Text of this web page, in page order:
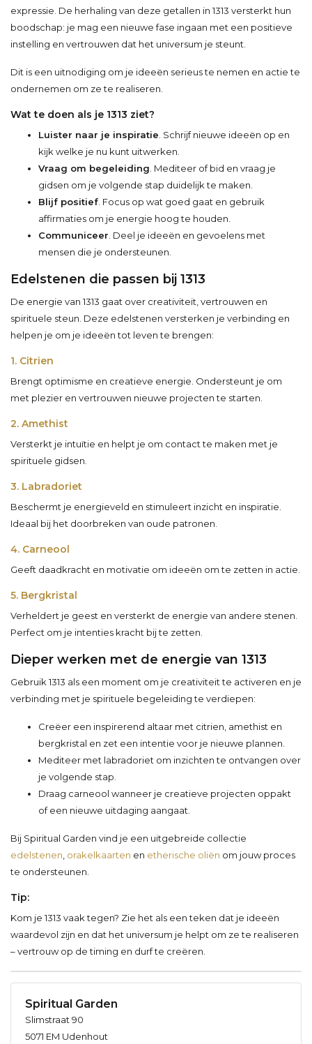
expressie. De herhaling van deze getallen in 1313 versterkt hun
boodschap: je mag een nieuwe fase ingaan met een positieve
instelling en vertrouwen dat het universum je steunt.
Dit is een uitnodiging om je ideeën serieus te nemen en actie te
ondernemen om ze te realiseren.
Wat te doen als je 1313 ziet?
Luister naar je inspiratie . Schrijf nieuwe ideeën op en
kijk welke je nu kunt uitwerken.
Vraag om begeleiding . Mediteer of bid en vraag je
gidsen om je volgende stap duidelijk te maken.
Blijf positief . Focus op wat goed gaat en gebruik
affirmaties om je energie hoog te houden.
Communiceer . Deel je ideeën en gevoelens met
mensen die je ondersteunen.
Edelstenen die passen bij 1313
De energie van 1313 gaat over creativiteit, vertrouwen en
spirituele steun. Deze edelstenen versterken je verbinding en
helpen je om je ideeën tot leven te brengen:
1. Citrien
Brengt optimisme en creatieve energie. Ondersteunt je om
met plezier en vertrouwen nieuwe projecten te starten.
2. Amethist
Versterkt je intuïtie en helpt je om contact te maken met je
spirituele gidsen.
3. Labradoriet
Beschermt je energieveld en stimuleert inzicht en inspiratie.
Ideaal bij het doorbreken van oude patronen.
4. Carneool
Geeft daadkracht en motivatie om ideeën om te zetten in actie.
5. Bergkristal
Verheldert je geest en versterkt de energie van andere stenen.
Perfect om je intenties kracht bij te zetten.
Dieper werken met de energie van 1313
Gebruik 1313 als een moment om je creativiteit te activeren en je
verbinding met je spirituele begeleiding te verdiepen:
Creëer een inspirerend altaar met citrien, amethist en
bergkristal en zet een intentie voor je nieuwe plannen.
Mediteer met labradoriet om inzichten te ontvangen over
je volgende stap.
Draag carneool wanneer je creatieve projecten oppakt
of een nieuwe uitdaging aangaat.
Bij Spiritual Garden vind je een uitgebreide collectie
edelstenen orakelkaarten en etherische oliën om jouw proces
te ondersteunen.
Tip:
Kom je 1313 vaak tegen? Zie het als een teken dat je ideeën
waardevol zijn en dat het universum je helpt om ze te realiseren
– vertrouw op de timing en durf te creëren.
Spiritual Garden
Slimstraat 90
5071 EM Udenhout